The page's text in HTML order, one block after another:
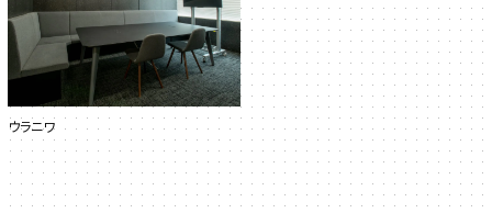
ウラニワ